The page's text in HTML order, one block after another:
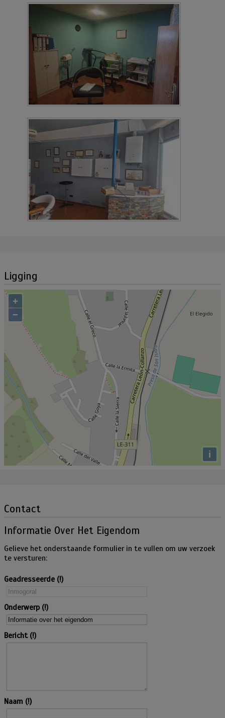
Ligging
+
−
i
Contact
Informatie Over Het Eigendom
Gelieve het onderstaande formulier in te vullen om uw verzoek
te versturen:
Geadresseerde
Onderwerp
Bericht
Naam